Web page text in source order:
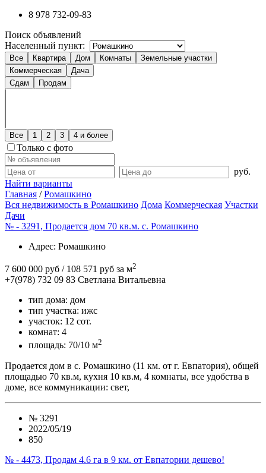
8 978 732-09-83
Поиск объявлений
Населенный пункт:
Все Квартира Дом Комнаты
Земельные участки
Коммерческая
Дача
Сдам
Продам
Все 1 2 3 4 и более
Только с фото
руб.
Найти варианты
Главная /Ромашкино
Вся недвижимость в Ромашкино Дома Коммерческая Участки
Дачи
№ - 3291, Продается дом 70 кв.м. с. Ромашкино
Адрес: Ромашкино
7 600 000 руб / 108 571 руб за м2
+7(978) 732 09 83 Cветлана Витальевна
тип дома: дом
тип участка: ижс
участок: 12 сот.
комнат: 4
площадь: 70/10 м2
Продается дом в с. Ромашкино (11 км. от г. Евпатория), общей
площадью 70 кв.м, кухня 10 кв.м, 4 комнаты, все удобства в
доме, все коммуникации: свет,
№ 3291
2022/05/19
850
№ - 4473, Продам 4.6 га в 9 км. от Евпатории дешево!